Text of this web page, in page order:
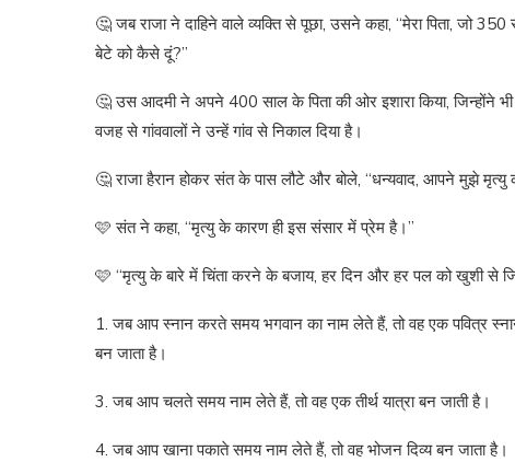
🤔 जब राजा ने दाहिने वाले व्यक्ति से पूछा, उसने कहा, “मेरा पिता, जो
बेटे को कैसे दूं?”
🤔 उस आदमी ने अपने 400 साल के पिता की ओर इशारा किया, जिन्होंने
वजह से गांववालों ने उन्हें गांव से निकाल दिया है।
🤔 राजा हैरान होकर संत के पास लौटे और बोले, “धन्यवाद, आपने मुझे मृत्यु
🩷 संत ने कहा, “मृत्यु के कारण ही इस संसार में प्रेम है।”
🩷 “मृत्यु के बारे में चिंता करने के बजाय, हर दिन और हर पल को खुशी से
1. जब आप स्नान करते समय भगवान का नाम लेते हैं, तो वह एक पवित्र
बन जाता है।
3. जब आप चलते समय नाम लेते हैं, तो वह एक तीर्थ यात्रा बन जाती है।
4. जब आप खाना पकाते समय नाम लेते हैं, तो वह भोजन दिव्य बन जाता है।